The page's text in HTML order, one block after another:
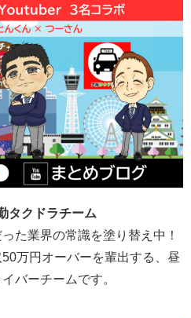
タクドラチーム
た業界の常識を塗り替え中！
万円オーバーを輩出する、昼
バーチームです。